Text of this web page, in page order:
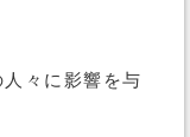
々に影響を与